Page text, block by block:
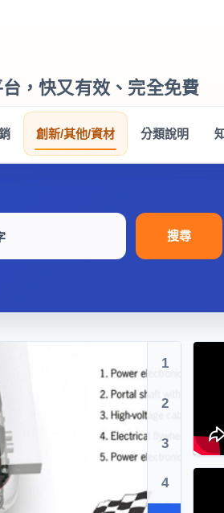
，快又有效、完全免費
創新/其他/資材 分類說明
搜尋
1
2
3
4